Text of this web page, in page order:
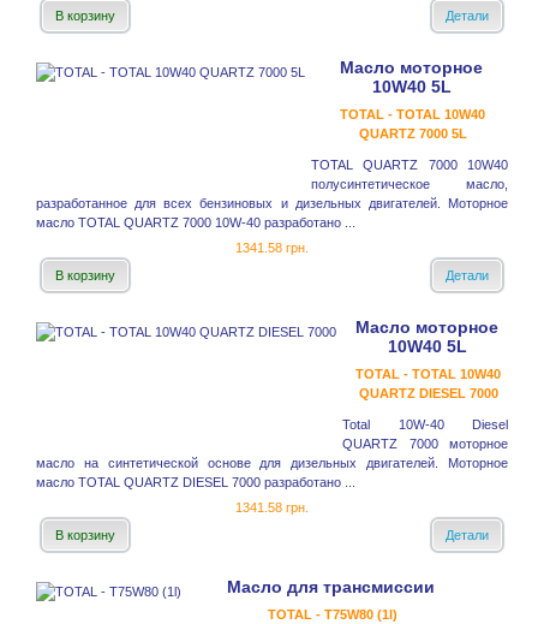
В корзину
Детали
Масло моторное
10W40 5L
TOTAL - TOTAL 10W40
QUARTZ 7000 5L
TOTAL QUARTZ 7000 10W40
полусинтетическое масло,
разработанное для всех бензиновых и дизельных двигателей. Моторное
масло TOTAL QUARTZ 7000 10W-40 разработано ...
1341.58 грн.
В корзину
Детали
Масло моторное
10W40 5L
TOTAL - TOTAL 10W40
QUARTZ DIESEL 7000
Total 10W-40 Diesel
QUARTZ 7000 моторное
масло на синтетической основе для дизельных двигателей. Моторное
масло TOTAL QUARTZ DIESEL 7000 разработано ...
1341.58 грн.
В корзину
Детали
Масло для трансмиссии
TOTAL - T75W80 (1l)